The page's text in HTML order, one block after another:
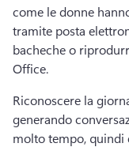
come le donne
tramite posta
bacheche o
Office.
Riconoscere la
generando
molto tempo, quindi